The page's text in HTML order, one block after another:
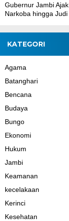
Gubernur Jambi
Narkoba hingga
KATEGORI
Agama
Batanghari
Bencana
Budaya
Bungo
Ekonomi
Hukum
Jambi
Keamanan
kecelakaan
Kerinci
Kesehatan